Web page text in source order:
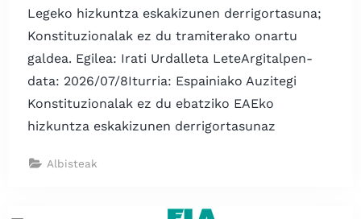
Legeko hizkuntza eskakizunen derrigortasuna;
Konstituzionalak ez du tramiterako onartu
galdea. Egilea: Irati Urdalleta LeteArgitalpen-
data: 2026/07/8Iturria: Espainiako Auzitegi
Konstituzionalak ez du ebatziko EAEko
hizkuntza eskakizunen derrigortasunaz
Albisteak